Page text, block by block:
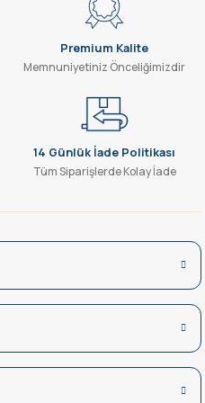
LED AMBER
LED 6500K
Premium Kalite
Memnuniyetiniz Önceliğimizdir
14 Günlük İade Politikası
Tüm Siparişlerde Kolay İade